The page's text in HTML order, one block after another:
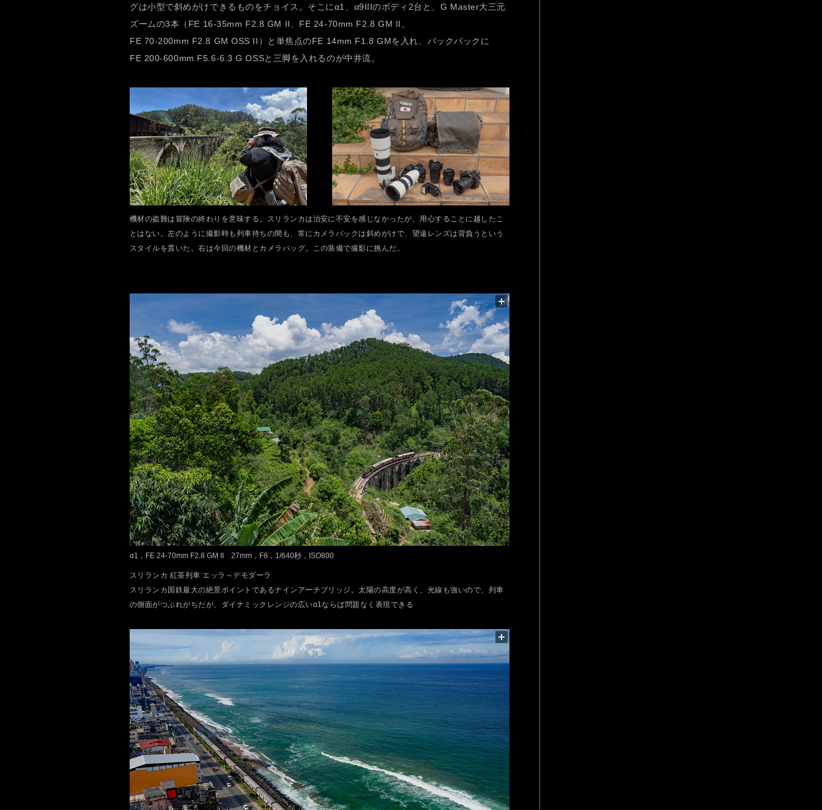
グは小型で斜めがけできるものをチョイス。そこにα1、α9IIIのボディ2台と、G Master大三元
ズームの3本（FE 16-35mm F2.8 GM II、FE 24-70mm F2.8 GM II、
FE 70-200mm F2.8 GM OSS II）と単焦点のFE 14mm F1.8 GMを入れ、バックパックに
FE 200-600mm F5.6-6.3 G OSSと三脚を入れるのが中井流。
機材の盗難は冒険の終わりを意味する。スリランカは治安に不安を感じなかったが、用心することに越したこ
とはない。左のように撮影時も列車待ちの間も、常にカメラバックは斜めがけで、望遠レンズは背負うという
スタイルを貫いた。右は今回の機材とカメラバッグ。この装備で撮影に挑んだ。
α1，FE 24-70mm F2.8 GM II 27mm，F8，1/640秒，ISO800
スリランカ 紅茶列車 エッラ～デモダーラ
スリランカ国鉄最大の絶景ポイントであるナインアーチブリッジ。太陽の高度が高く、光線も強いので、列車
の側面がつぶれがちだが、ダイナミックレンジの広いα1ならば問題なく表現できる